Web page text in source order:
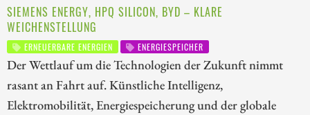
SIEMENS ENERGY, HPQ SILICON, BYD – KLARE
WEICHENSTELLUNG
ERNEUERBARE ENERGIEN ENERGIESPEICHER
Der Wettlauf um die Technologien der Zukunft nimmt
rasant an Fahrt auf. Künstliche Intelligenz,
Elektromobilität, Energiespeicherung und der globale